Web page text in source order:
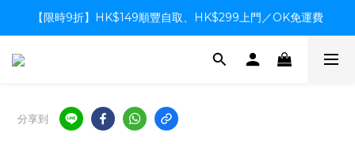
【限時9折】HK$149順豐自取、HK$299上門／OK免運費
【限時9折】HK$149順豐自取、HK$299上門／OK免運費
支付系統升級中，暫停信用卡支付至8月中，造成不便感謝諒解
分享到